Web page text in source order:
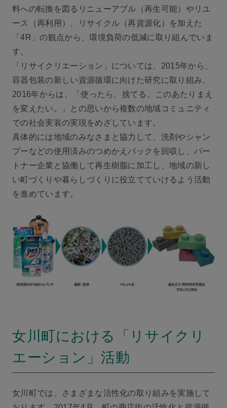
料への転換を図るリニューアブル（再生可能）やリユ
ース（再利用）、リサイクル（再資源化）を加えた
「4R」の観点から、環境負荷の低減に取り組んでいま
す。
「リサイクリエーション」については、2015年から、
容器包装の新しい資源循環に向けた研究に取り組み、
2016年からは、「使ったら、捨てる。このあたりまえ
を変えたい。」との思いから複数の地域コミュニティ
での社会実装の実現をめざしています。
具体的には地域のみなさまと協力して、洗剤やシャン
プーなどの使用済みのつめかえパックを回収し、パー
トナー企業と協働して再生樹脂に加工し、地域の新し
い町づくりや暮らしづくりに役立てていけるよう活動
を進めています。
女川町における「リサイクリ
エーション」活動
女川町では、さまざまな活性化の取り組みを実施して